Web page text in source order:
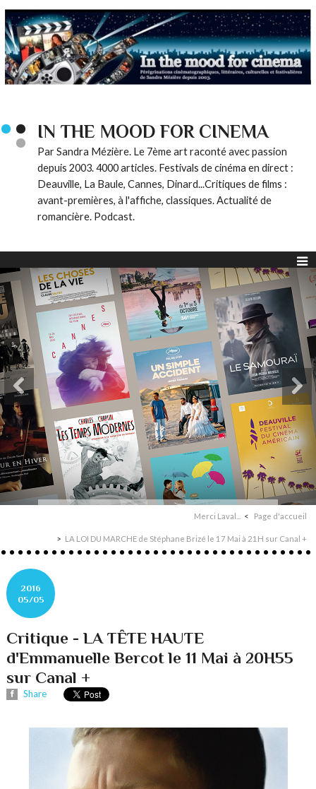
IN THE MOOD FOR CINEMA
Par Sandra Mézière. Le 7ème art raconté avec passion
depuis 2003. 4000 articles. Festivals de cinéma en direct :
Deauville, La Baule, Cannes, Dinard...Critiques de films :
avant-premières, à l'affiche, classiques. Actualité de
romancière. Podcast.
Merci Laval... Page d'accueil
LA LOI DU MARCHE de Stéphane Brizé le 17 Mai à 21H sur Canal +
2016
05/05
Critique - LA TÊTE HAUTE
d'Emmanuelle Bercot le 11 Mai à 20H55
sur Canal +
Share